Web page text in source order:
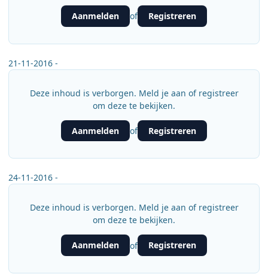
Aanmelden of Registreren
21-11-2016 -
Deze inhoud is verborgen. Meld je aan of registreer
om deze te bekijken.
Aanmelden of Registreren
24-11-2016 -
Deze inhoud is verborgen. Meld je aan of registreer
om deze te bekijken.
Aanmelden of Registreren